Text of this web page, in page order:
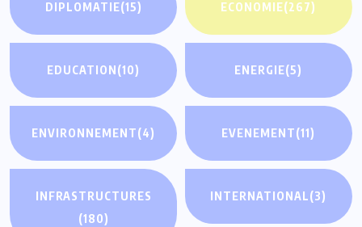
DIPLOMATIE(15) ECONOMIE(267)
EDUCATION(10) ENERGIE(5)
ENVIRONNEMENT(4) EVENEMENT(11)
INFRASTRUCTURES
(180)
INTERNATIONAL(3)